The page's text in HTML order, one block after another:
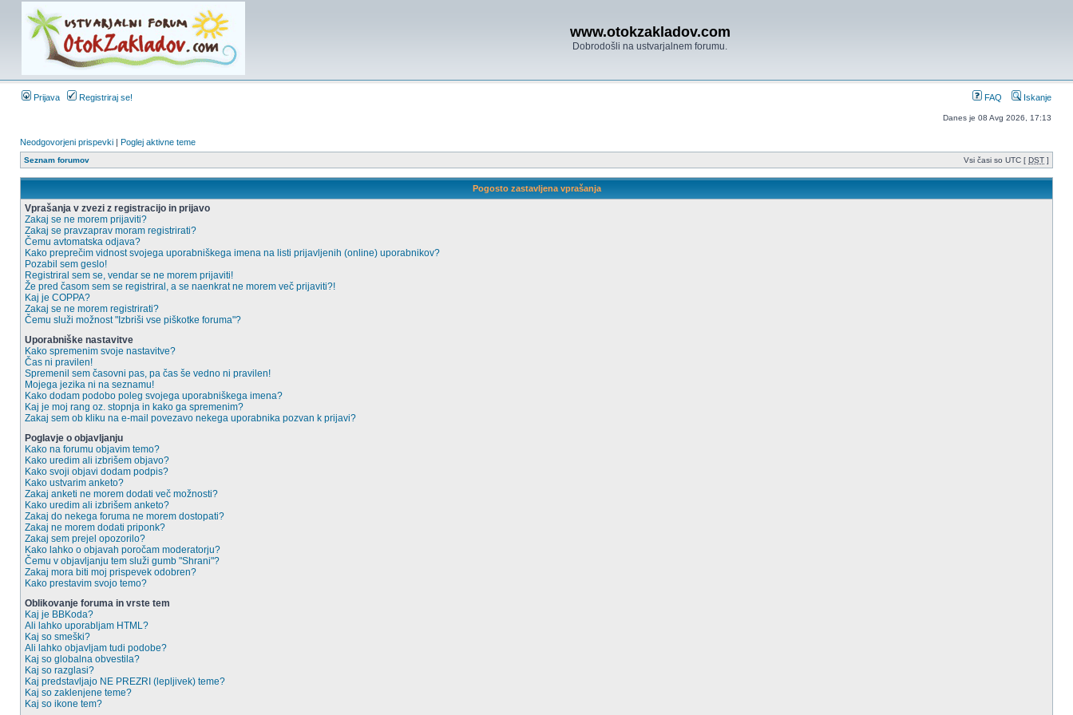
www.otokzakladov.com
Dobrodošli na ustvarjalnem forumu.
Prijava Registriraj se! FAQ Iskanje
Danes je 08 Avg 2026, 17:13
Neodgovorjeni prispevki | Poglej aktivne teme
Seznam forumov Vsi časi so UTC [ DST ]
Pogosto zastavljena vprašanja
Vprašanja v zvezi z registracijo in prijavo
Zakaj se ne morem prijaviti?
Zakaj se pravzaprav moram registrirati?
Čemu avtomatska odjava?
Kako preprečim vidnost svojega uporabniškega imena na listi prijavljenih (online) uporabnikov?
Pozabil sem geslo!
Registriral sem se, vendar se ne morem prijaviti!
Že pred časom sem se registriral, a se naenkrat ne morem več prijaviti?!
Kaj je COPPA?
Zakaj se ne morem registrirati?
Čemu služi možnost "Izbriši vse piškotke foruma"?
Uporabniške nastavitve
Kako spremenim svoje nastavitve?
Čas ni pravilen!
Spremenil sem časovni pas, pa čas še vedno ni pravilen!
Mojega jezika ni na seznamu!
Kako dodam podobo poleg svojega uporabniškega imena?
Kaj je moj rang oz. stopnja in kako ga spremenim?
Zakaj sem ob kliku na e-mail povezavo nekega uporabnika pozvan k prijavi?
Poglavje o objavljanju
Kako na forumu objavim temo?
Kako uredim ali izbrišem objavo?
Kako svoji objavi dodam podpis?
Kako ustvarim anketo?
Zakaj anketi ne morem dodati več možnosti?
Kako uredim ali izbrišem anketo?
Zakaj do nekega foruma ne morem dostopati?
Zakaj ne morem dodati priponk?
Zakaj sem prejel opozorilo?
Kako lahko o objavah poročam moderatorju?
Čemu v objavljanju tem služi gumb "Shrani"?
Zakaj mora biti moj prispevek odobren?
Kako prestavim svojo temo?
Oblikovanje foruma in vrste tem
Kaj je BBKoda?
Ali lahko uporabljam HTML?
Kaj so smeški?
Ali lahko objavljam tudi podobe?
Kaj so globalna obvestila?
Kaj so razglasi?
Kaj predstavljajo NE PREZRI (lepljivek) teme?
Kaj so zaklenjene teme?
Kaj so ikone tem?